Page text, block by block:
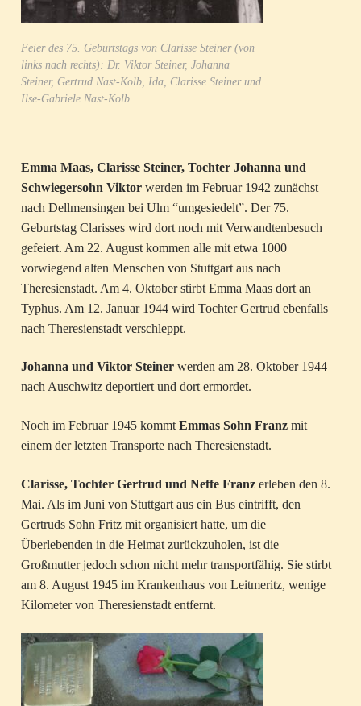
Feier des 75. Geburtstags von Clarisse Steiner (von
links nach rechts): Dr. Viktor Steiner, Johanna
Steiner, Gertrud Nast-Kolb, Ida, Clarisse Steiner und
Ilse-Gabriele Nast-Kolb
Emma Maas, Clarisse Steiner, Tochter Johanna und
Schwiegersohn Viktor werden im Februar 1942 zunächst
nach Dellmensingen bei Ulm “umgesiedelt”. Der 75.
Geburtstag Clarisses wird dort noch mit Verwandtenbesuch
gefeiert. Am 22. August kommen alle mit etwa 1000
vorwiegend alten Menschen von Stuttgart aus nach
Theresienstadt. Am 4. Oktober stirbt Emma Maas dort an
Typhus. Am 12. Januar 1944 wird Tochter Gertrud ebenfalls
nach Theresienstadt verschleppt.
Johanna und Viktor Steiner werden am 28. Oktober 1944
nach Auschwitz deportiert und dort ermordet.
Noch im Februar 1945 kommt Emmas Sohn Franz mit
einem der letzten Transporte nach Theresienstadt.
Clarisse, Tochter Gertrud und Neffe Franz erleben den 8.
Mai. Als im Juni von Stuttgart aus ein Bus eintrifft, den
Gertruds Sohn Fritz mit organisiert hatte, um die
Überlebenden in die Heimat zurückzuholen, ist die
Großmutter jedoch schon nicht mehr transportfähig. Sie stirbt
am 8. August 1945 im Krankenhaus von Leitmeritz, wenige
Kilometer von Theresienstadt entfernt.